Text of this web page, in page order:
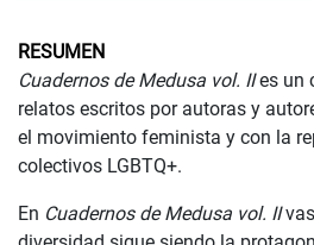
RESUMEN
Cuadernos de Medusa vol. IIes un
relatos escritos por autoras y
el movimiento feminista y con la
colectivos LGBTQ+.
En Cuadernos de Medusa vol. II